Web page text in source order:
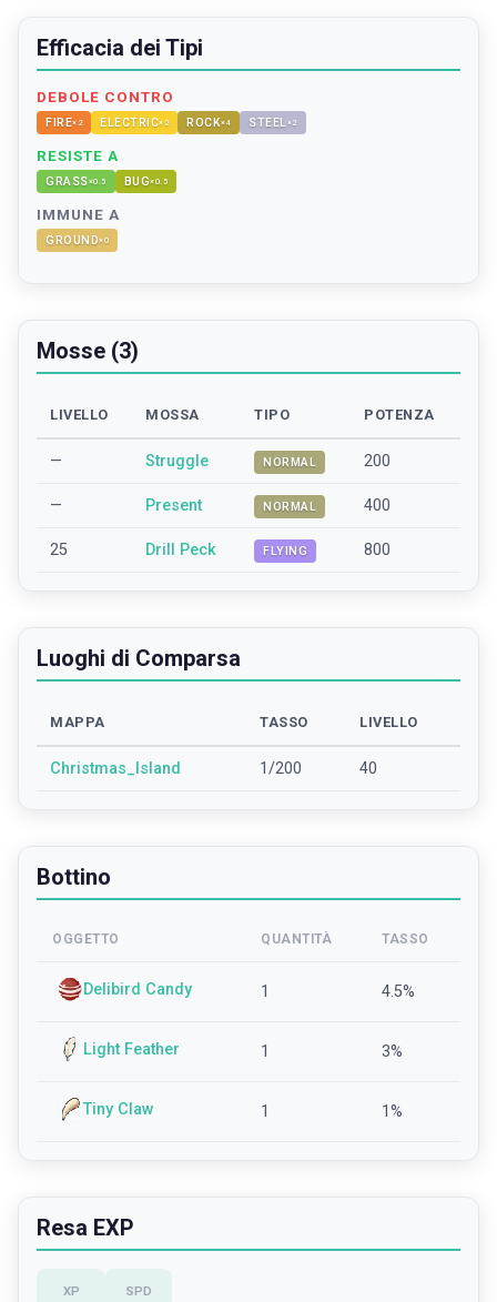
Efficacia dei Tipi
DEBOLE CONTRO
FIRE× 2 ELECTRIC× 2 ROCK×4 STEEL ×2
RESISTE A
GRASS×0.5 BUG×0.5
IMMUNE A
GROUND×0
Mosse (3)
LIVELLO MOSSA TIPO POTENZA
— Struggle NORMAL 200
— Present NORMAL 400
25 Drill Peck FLYING 800
Luoghi di Comparsa
MAPPA TASSO LIVELLO
Christmas_Island 1/200 40
Bottino
OGGETTO QUANTITÀ TASSO
Delibird Candy 1 4.5%
Light Feather 1 3%
Tiny Claw 1 1%
Resa EXP
XP SPD